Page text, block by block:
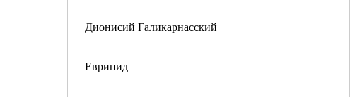
Дионисий Галикарнасский
Еврипид